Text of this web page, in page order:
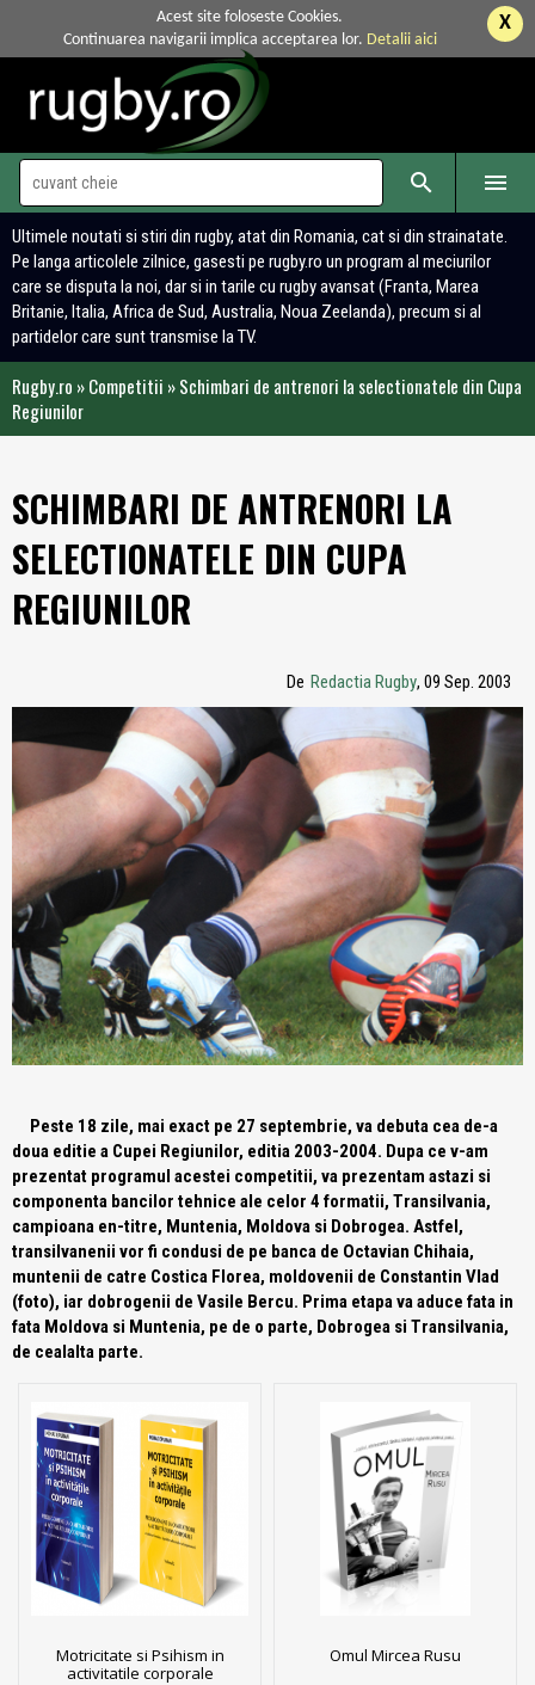
X
Acest site foloseste Cookies.
Continuarea navigarii implica acceptarea lor. Detalii aici
 
Ultimele noutati si stiri din rugby, atat din Romania, cat si din strainatate.
Pe langa articolele zilnice, gasesti pe rugby.ro un program al meciurilor
care se disputa la noi, dar si in tarile cu rugby avansat (Franta, Marea
Britanie, Italia, Africa de Sud, Australia, Noua Zeelanda), precum si al
partidelor care sunt transmise la TV.
Rugby.ro »Competitii »Schimbari de antrenori la selectionatele din Cupa
Regiunilor
SCHIMBARI DE ANTRENORI LA
SELECTIONATELE DIN CUPA
REGIUNILOR
De Redactia Rugby, 09 Sep. 2003
Peste 18 zile, mai exact pe 27 septembrie, va debuta cea de-a
doua editie a Cupei Regiunilor, editia 2003-2004. Dupa ce v-am
prezentat programul acestei competitii, va prezentam astazi si
componenta bancilor tehnice ale celor 4 formatii, Transilvania,
campioana en-titre, Muntenia, Moldova si Dobrogea. Astfel,
transilvanenii vor fi condusi de pe banca de Octavian Chihaia,
muntenii de catre Costica Florea, moldovenii de Constantin Vlad
(foto), iar dobrogenii de Vasile Bercu. Prima etapa va aduce fata in
fata Moldova si Muntenia, pe de o parte, Dobrogea si Transilvania,
de cealalta parte.
Motricitate si Psihism in
activitatile corporale
Omul Mircea Rusu